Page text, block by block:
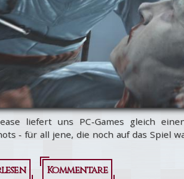
liefert uns PC-Games gleich
- für all jene, die noch auf das Spiel
über
Kommentare